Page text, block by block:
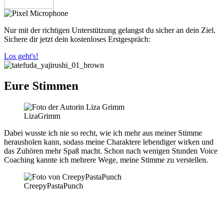
Nur mit der richtigen Unterstützung gelangst du sicher an dein Ziel.
Sichere dir jetzt dein kostenloses Erstgespräch:
Los geht's!
Eure Stimmen
LizaGrimm
Dabei wusste ich nie so recht, wie ich mehr aus meiner Stimme
herausholen kann, sodass meine Charaktere lebendiger wirken und
das Zuhören mehr Spaß macht. Schon nach wenigen Stunden Voice
Coaching kannte ich mehrere Wege, meine Stimme zu verstellen.
CreepyPastaPunch